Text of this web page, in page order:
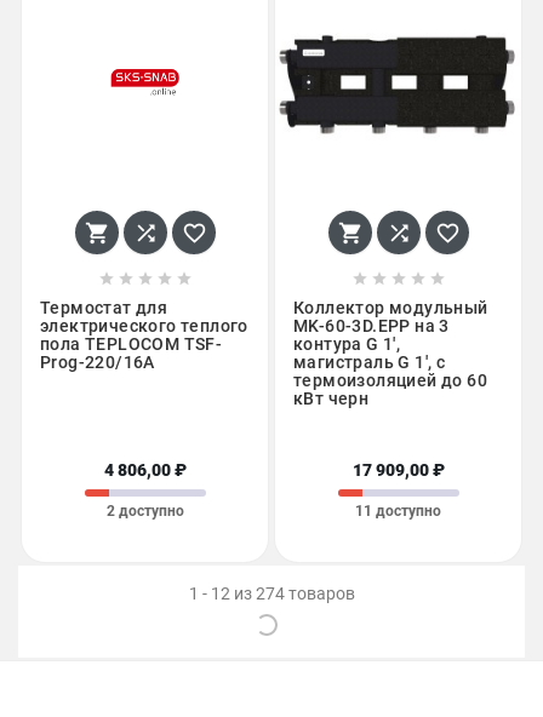
  
    
Термостат для
электрического теплого
пола TEPLOCOM TSF-
Prog-220/16A
4 806,00 ₽
2 доступно
  
    
Коллектор модульный
MK-60-3D.EPP на 3
контура G 1',
магистраль G 1', с
термоизоляцией до 60
кВт черн
17 909,00 ₽
11 доступно
1 - 12 из 274 товаров